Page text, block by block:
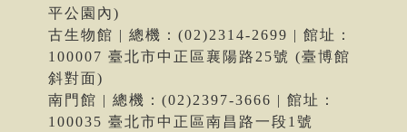
平公園內)
古生物館 | 總機：(02)2314-2699 | 館址：
100007 臺北市中正區襄陽路25號 (臺博館
斜對面)
南門館 | 總機：(02)2397-3666 | 館址：
100035 臺北市中正區南昌路一段1號